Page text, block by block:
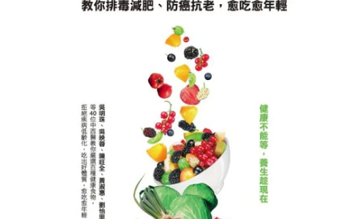
3C家電 運動休閒
男裝 化妝保養
電子/紙本書